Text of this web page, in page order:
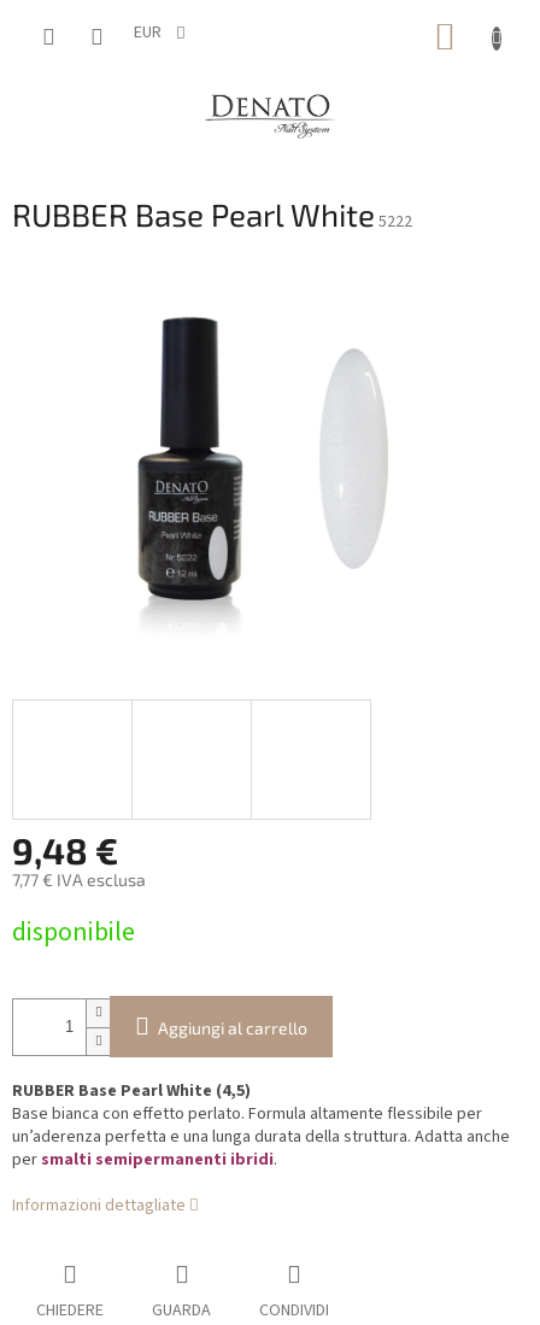
EUR
RUBBER Base Pearl White 5222
9,48 €
7,77 € IVA esclusa
della
disponibile
Aggiungi al carrello
RUBBER Base Pearl White (4,5)
Base bianca con effetto perlato. Formula altamente flessibile per
un’aderenza perfetta e una lunga durata della struttura. Adatta anche
persmalti semipermanenti ibridi.
Informazioni dettagliate
CHIEDERE GUARDA CONDIVIDI